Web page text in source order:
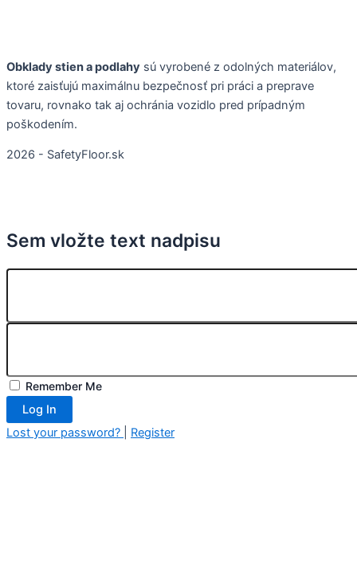
Obklady stien a podlahy sú vyrobené z odolných materiálov,
ktoré zaisťujú maximálnu bezpečnosť pri práci a preprave
tovaru, rovnako tak aj ochránia vozidlo pred prípadným
poškodením.
2026 - SafetyFloor.sk
Sem vložte text nadpisu
Remember Me
Log In
Lost your password?
Register